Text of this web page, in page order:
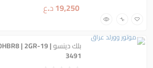
19,250د.ع
3491